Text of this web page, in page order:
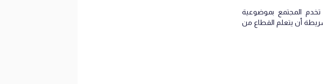
المجتمع بموضوعية
شريطة أن يتعلم القطاع من